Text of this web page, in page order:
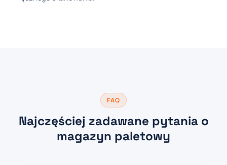
FAQ
Najczęściej zadawane pytania o
magazyn paletowy